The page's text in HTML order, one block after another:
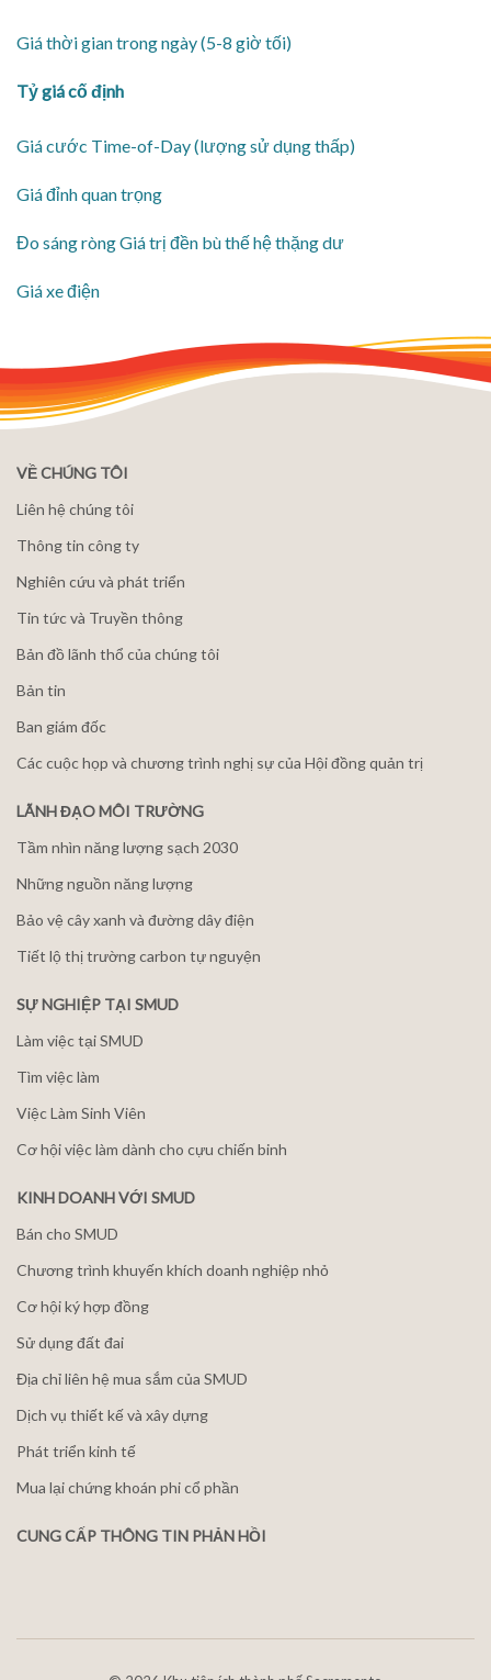
Giá thời gian trong ngày (5-8 giờ tối)
Tỷ giá cố định
Giá cước Time-of-Day (lượng sử dụng thấp)
Giá đỉnh quan trọng
Đo sáng ròng Giá trị đền bù thế hệ thặng dư
Giá xe điện
VỀ CHÚNG TÔI
Liên hệ chúng tôi
Thông tin công ty
Nghiên cứu và phát triển
Tin tức và Truyền thông
Bản đồ lãnh thổ của chúng tôi
Bản tin
Ban giám đốc
Các cuộc họp và chương trình nghị sự của Hội đồng quản trị
LÃNH ĐẠO MÔI TRƯỜNG
Tầm nhìn năng lượng sạch 2030
Những nguồn năng lượng
Bảo vệ cây xanh và đường dây điện
Tiết lộ thị trường carbon tự nguyện
SỰ NGHIỆP TẠI SMUD
Làm việc tại SMUD
Tìm việc làm
Việc Làm Sinh Viên
Cơ hội việc làm dành cho cựu chiến binh
KINH DOANH VỚI SMUD
Bán cho SMUD
Chương trình khuyến khích doanh nghiệp nhỏ
Cơ hội ký hợp đồng
Sử dụng đất đai
Địa chỉ liên hệ mua sắm của SMUD
Dịch vụ thiết kế và xây dựng
Phát triển kinh tế
Mua lại chứng khoán phi cổ phần
CUNG CẤP THÔNG TIN PHẢN HỒI